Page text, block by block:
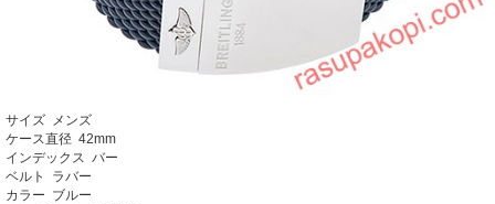
サイズ メンズ
ケース直径 42mm
インデックス バー
ベルト ラバー
カラー ブルー